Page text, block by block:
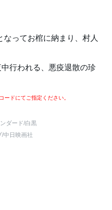
ってお棺に納まり、村人
行われる、悪疫退散の珍
ドにてご指定ください。
ダード/白黒
/中日映画社